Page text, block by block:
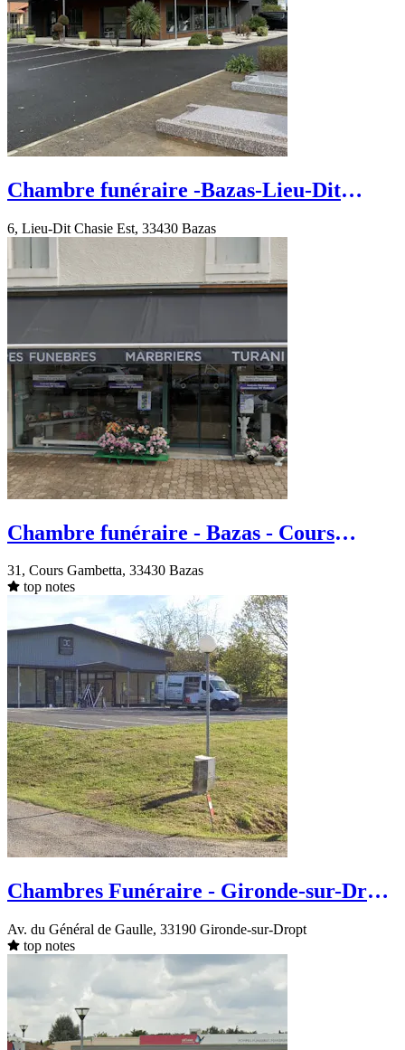
Chambre funéraire -Bazas-Lieu-Dit
6, Lieu-Dit Chasie Est, 33430 Bazas
Chambre funéraire - Bazas - Cours
31, Cours Gambetta, 33430 Bazas
top notes
Chambres Funéraire - Gironde-sur-Dropt
Av. du Général de Gaulle, 33190 Gironde-sur-Dropt
top notes